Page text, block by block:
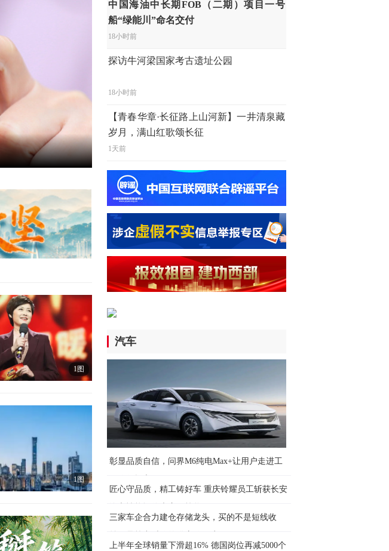
1图
1图
探访牛河梁国家考古遗址公园
18小时前
【青春华章·长征路上山河新】一井清泉藏
1天前
“China Cool”成海外热词——今年夏天，去
中国纳个凉
19小时前
日本国内和周边国家强烈批评日本新版
《防卫白皮书》——“高市早苗政府‘新型
军国主义’思维的赤裸表现”（国际视点）
19小时前
我们的家园丨戈壁滩上绘就“致富田野”
19小时前
英名归山河 无名终有名
7小时前
防灾减灾救灾一线见闻丨迎洪峰 守堤坝 护
民生——黑龙江防汛抗洪一线见闻
我的青春我“职”道|守护千里安澜，聚力珠
江流域水库群联合调度的水利人
8小时前
皖中评│ 东方白鹳用翅膀投票：八百里巢
8小时前
【青春华章·长征路上山河新】五代人接力
8小时前
汽车
彰显品质自信，问界M6纯电Max+让用户走进工
匠心守品质，精工铸好车 重庆铃耀员工斩获长安
三家车企合力建仓存储龙头，买的不是短线收
上半年全球销量下滑超16% 德国岗位再减5000个